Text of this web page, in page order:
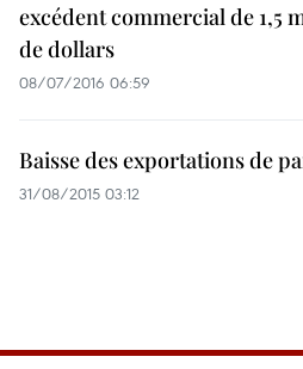
excédent commercial de 1,5
de dollars
08/07/2016 06:59
Baisse des exportations de
31/08/2015 03:12